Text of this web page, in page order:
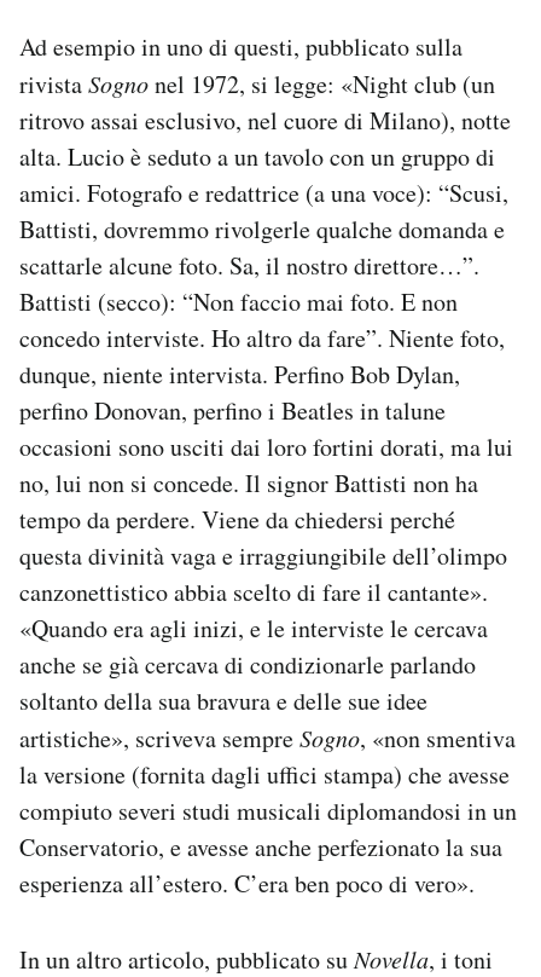
Ad esempio in uno di questi, pubblicato sulla
rivistaSognonel 1972, si legge: «Night club (un
ritrovo assai esclusivo, nel cuore di Milano), notte
alta. Lucio è seduto a un tavolo con un gruppo di
amici. Fotografo e redattrice (a una voce): “Scusi,
Battisti, dovremmo rivolgerle qualche domanda e
scattarle alcune foto. Sa, il nostro direttore…”.
Battisti (secco): “Non faccio mai foto. E non
concedo interviste. Ho altro da fare”. Niente foto,
dunque, niente intervista. Perfino Bob Dylan,
perfino Donovan, perfino i Beatles in talune
occasioni sono usciti dai loro fortini dorati, ma lui
no, lui non si concede. Il signor Battisti non ha
tempo da perdere. Viene da chiedersi perché
questa divinità vaga e irraggiungibile dell’olimpo
canzonettistico abbia scelto di fare il cantante».
«Quando era agli inizi, e le interviste le cercava
anche se già cercava di condizionarle parlando
soltanto della sua bravura e delle sue idee
artistiche», scriveva sempreSogno, «non smentiva
la versione (fornita dagli uffici stampa) che avesse
compiuto severi studi musicali diplomandosi in un
Conservatorio, e avesse anche perfezionato la sua
esperienza all’estero. C’era ben poco di vero».
In un altro articolo, pubblicato suNovella, i toni